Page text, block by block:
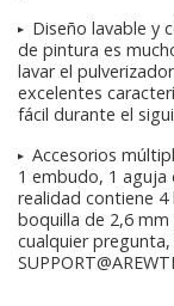
► Diseño lavable y
de pintura es
lavar el
excelentes
fácil durante el
► Accesorios
1 embudo, 1 aguja
realidad contiene
boquilla de 2,6
cualquier